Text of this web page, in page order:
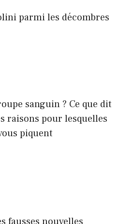
parmi les décombres
sanguin ? Ce que dit
raisons pour lesquelles
piquent
fausses nouvelles